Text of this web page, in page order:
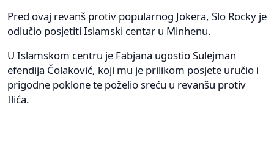
Pred ovaj revanš protiv popularnog Jokera, Slo Rocky je
odlučio posjetiti Islamski centar u Minhenu.
U Islamskom centru je Fabjana ugostio Sulejman
efendija Čolaković, koji mu je prilikom posjete uručio i
prigodne poklone te poželio sreću u revanšu protiv
Ilića.